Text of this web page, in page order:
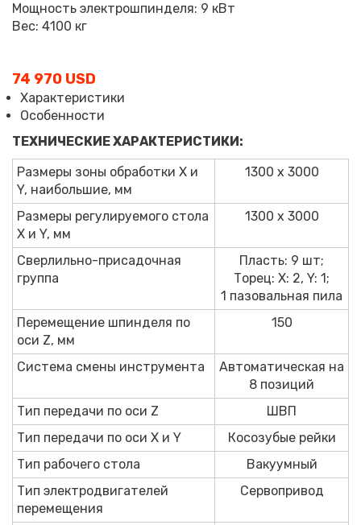
Мощность электрошпинделя: 9 кВт
Вес: 4100 кг
74 970 USD
Характеристики
Особенности
ТЕХНИЧЕСКИЕ ХАРАКТЕРИСТИКИ:
Размеры зоны обработки X и
Y, наибольшие, мм
1300 x 3000
Размеры регулируемого стола
X и Y, мм
1300 x 3000
Сверлильно-присадочная
группа
Пласть: 9 шт;
Торец: X: 2, Y: 1;
1 пазовальная пила
Перемещение шпинделя по
оси Z, мм
150
Система смены инструмента
Автоматическая на
8 позиций
Тип передачи по оси Z
ШВП
Тип передачи по оси X и Y
Косозубые рейки
Тип рабочего стола
Вакуумный
Тип электродвигателей
перемещения
Сервопривод